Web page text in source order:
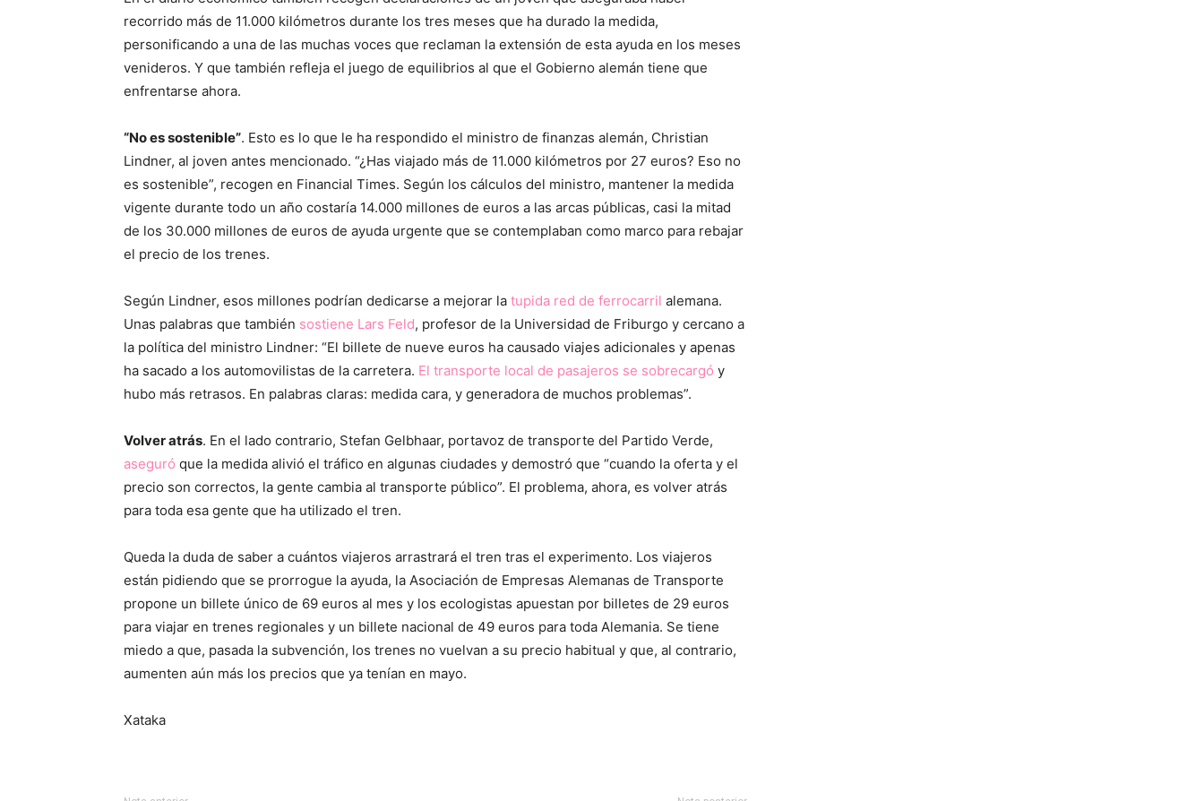
recorrido más de 11.000 kilómetros durante los tres meses que ha durado la medida,
personificando a una de las muchas voces que reclaman la extensión de esta ayuda en los meses
venideros. Y que también refleja el juego de equilibrios al que el Gobierno alemán tiene que
enfrentarse ahora.
“No es sostenible”. Esto es lo que le ha respondido el ministro de finanzas alemán, Christian
Lindner, al joven antes mencionado. “¿Has viajado más de 11.000 kilómetros por 27 euros? Eso no
es sostenible”, recogen en Financial Times. Según los cálculos del ministro, mantener la medida
vigente durante todo un año costaría 14.000 millones de euros a las arcas públicas, casi la mitad
de los 30.000 millones de euros de ayuda urgente que se contemplaban como marco para rebajar
el precio de los trenes.
Según Lindner, esos millones podrían dedicarse a mejorar la tupida red de ferrocarril alemana.
Unas palabras que también sostiene Lars Feld, profesor de la Universidad de Friburgo y cercano a
la política del ministro Lindner: “El billete de nueve euros ha causado viajes adicionales y apenas
ha sacado a los automovilistas de la carretera. El transporte local de pasajeros se sobrecargó y
hubo más retrasos. En palabras claras: medida cara, y generadora de muchos problemas”.
Volver atrás. En el lado contrario, Stefan Gelbhaar, portavoz de transporte del Partido Verde,
aseguró que la medida alivió el tráfico en algunas ciudades y demostró que “cuando la oferta y el
precio son correctos, la gente cambia al transporte público”. El problema, ahora, es volver atrás
para toda esa gente que ha utilizado el tren.
Queda la duda de saber a cuántos viajeros arrastrará el tren tras el experimento. Los viajeros
están pidiendo que se prorrogue la ayuda, la Asociación de Empresas Alemanas de Transporte
propone un billete único de 69 euros al mes y los ecologistas apuestan por billetes de 29 euros
para viajar en trenes regionales y un billete nacional de 49 euros para toda Alemania. Se tiene
miedo a que, pasada la subvención, los trenes no vuelvan a su precio habitual y que, al contrario,
aumenten aún más los precios que ya tenían en mayo.
Xataka